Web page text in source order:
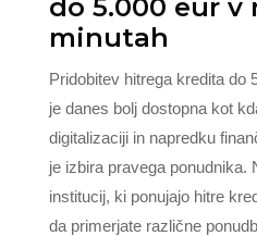
do 5.000 eur v
minutah
Pridobitev hitrega kredita do
je danes bolj dostopna kot
digitalizaciji in napredku
je izbira pravega ponudnika.
institucij, ki ponujajo hitre
da primerjate različne